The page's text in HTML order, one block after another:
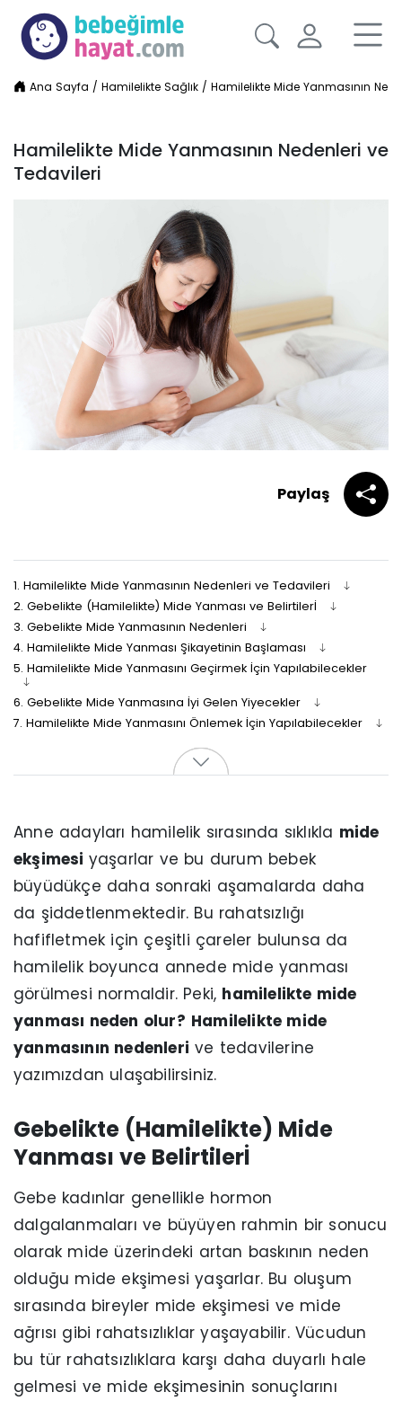
Ana Sayfa /Hamilelikte Sağlık /Hamilelikte Mide Yanmasının
Hamilelikte Mide Yanmasının Nedenleri ve
Tedavileri
Paylaş
1. Hamilelikte Mide Yanmasının Nedenleri ve Tedavileri
2. Gebelikte (Hamilelikte) Mide Yanması ve Belirtilerİ
3. Gebelikte Mide Yanmasının Nedenleri
4. Hamilelikte Mide Yanması Şikayetinin Başlaması
5. Hamilelikte Mide Yanmasını Geçirmek İçin Yapılabilecekler
6. Gebelikte Mide Yanmasına İyi Gelen Yiyecekler
7. Hamilelikte Mide Yanmasını Önlemek İçin Yapılabilecekler
Anne adayları hamilelik sırasında sıklıkla mide
ekşimesi yaşarlar ve bu durum bebek
büyüdükçe daha sonraki aşamalarda daha
da şiddetlenmektedir. Bu rahatsızlığı
hafifletmek için çeşitli çareler bulunsa da
hamilelik boyunca annede mide yanması
görülmesi normaldir. Peki, hamilelikte mide
yanması neden olur? Hamilelikte mide
yanmasının nedenleri ve tedavilerine
yazımızdan ulaşabilirsiniz.
Gebelikte (Hamilelikte) Mide
Yanması ve Belirtilerİ
Gebe kadınlar genellikle hormon
dalgalanmaları ve büyüyen rahmin bir sonucu
olarak mide üzerindeki artan baskının neden
olduğu mide ekşimesi yaşarlar. Bu oluşum
sırasında bireyler mide ekşimesi ve mide
ağrısı gibi rahatsızlıklar yaşayabilir. Vücudun
bu tür rahatsızlıklara karşı daha duyarlı hale
gelmesi ve mide ekşimesinin sonuçlarını